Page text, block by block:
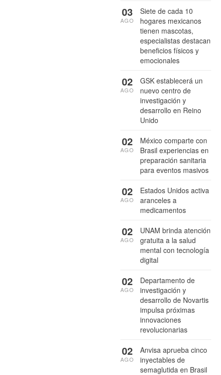
Siete de cada 10
hogares mexicanos
tienen mascotas,
especialistas destacan
beneficios físicos y
emocionales
03
AGO
GSK establecerá un
nuevo centro de
investigación y
desarrollo en Reino
Unido
02
AGO
México comparte con
Brasil experiencias en
preparación sanitaria
para eventos masivos
02
AGO
Estados Unidos activa
aranceles a
medicamentos
02
AGO
UNAM brinda atención
gratuita a la salud
mental con tecnología
digital
02
AGO
Departamento de
investigación y
desarrollo de Novartis
impulsa próximas
innovaciones
revolucionarias
02
AGO
Anvisa aprueba cinco
inyectables de
semaglutida en Brasil
02
AGO